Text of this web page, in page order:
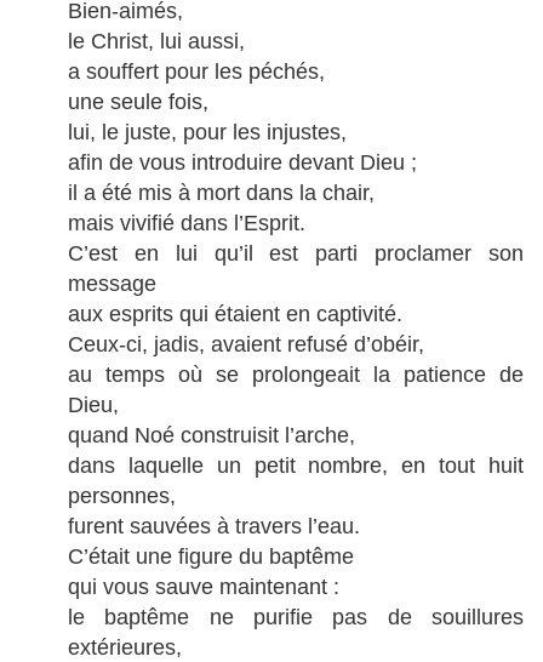
Bien-aimés,
le Christ, lui aussi,
a souffert pour les péchés,
une seule fois,
lui, le juste, pour les injustes,
afin de vous introduire devant Dieu ;
il a été mis à mort dans la chair,
mais vivifié dans l’Esprit.
C’est en lui qu’il est parti proclamer son
message
aux esprits qui étaient en captivité.
Ceux-ci, jadis, avaient refusé d’obéir,
au temps où se prolongeait la patience de
Dieu,
quand Noé construisit l’arche,
dans laquelle un petit nombre, en tout huit
personnes,
furent sauvées à travers l’eau.
C’était une figure du baptême
qui vous sauve maintenant :
le baptême ne purifie pas de souillures
extérieures,